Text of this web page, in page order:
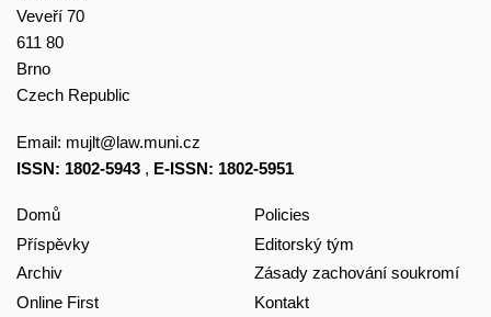
Veveří 70
611 80
Brno
Czech Republic
Email: mujlt@law.muni.cz
ISSN: 1802-5943 , E-ISSN: 1802-5951
Domů
Příspěvky
Archiv
Online First
Policies
Editorský tým
Zásady zachování soukromí
Kontakt